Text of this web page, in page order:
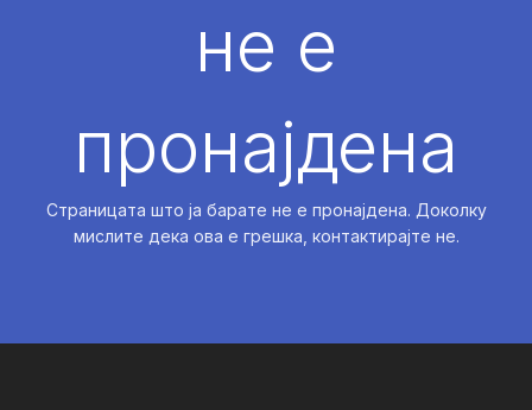
не е
пронајдена
Страницата што ја барате не е пронајдена. Доколку
мислите дека ова е грешка, контактирајте не.